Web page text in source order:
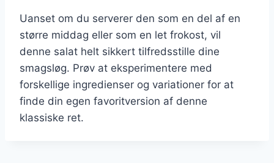
Uanset om du serverer den som en del af en
større middag eller som en let frokost, vil
denne salat helt sikkert tilfredsstille dine
smagsløg. Prøv at eksperimentere med
forskellige ingredienser og variationer for at
finde din egen favoritversion af denne
klassiske ret.